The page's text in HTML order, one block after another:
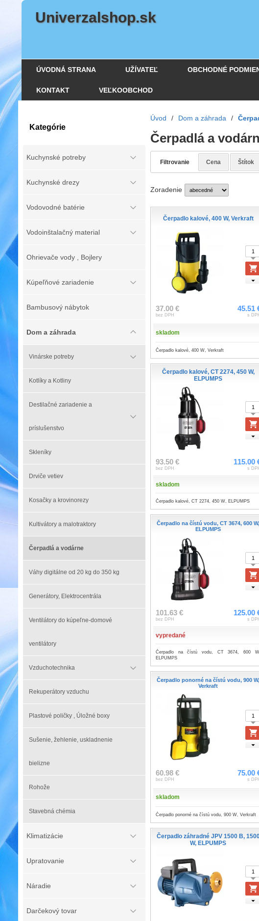
Univerzalshop.sk
ÚVODNÁ STRANA UŽÍVATEĽ OBCHODNÉ
KONTAKT VEĽKOOBCHOD
Kategórie
Kuchynské potreby
Kuchynské drezy
Vodovodné batérie
Vodoinštalačný material
Ohrievače vody , Bojlery
Kúpeľňové zariadenie
Bambusový nábytok
Dom a záhrada
Vinárske potreby
Kotlíky a Kotliny
Destilačné zariadenie a
príslušenstvo
Skleníky
Drviče vetiev
Kosačky a krovinorezy
Kultivátory a malotraktory
Čerpadlá a vodárne
Váhy digitálne od 20 kg do 350 kg
Generátory, Elektrocentrála
Ventilátory do kúpeľne-domové
ventilátory
Vzduchotechnika
Rekuperátory vzduchu
Plastové poličky , Úložné boxy
Sušenie, žehlenie, uskladnenie
bielizne
Rohože
Stavebná chémia
Klimatizácie
Upratovanie
Náradie
Darčekový tovar
Úvod / Dom a záhrada /
Čerpadlá a
Filtrovanie Cena Štítok
Zoradenie
Čerpadlo kalové, 400 W, Verkraft
37.00 €
bez DPH
45.51
s
skladom
Čerpadlo kalové, 400 W, Verkraft
Čerpadlo kalové, CT 2274, 450 W,
ELPUMPS
93.50 €
bez DPH
115.00
s
skladom
Čerpadlo kalové, CT 2274, 450 W, ELPUMPS
Čerpadlo na čístú vodu, CT 3674, 600 W,
ELPUMPS
101.63 €
bez DPH
125.00
s
vypredané
Čerpadlo na čístú vodu, CT 3674, 600
ELPUMPS
Čerpadlo ponorné na čístú vodu, 900 W,
Verkraft
60.98 €
bez DPH
75.00
s
skladom
Čerpadlo ponorné na čístú vodu, 900 W, Verkraft
Čerpadlo záhradné JPV 1500 B,
W, ELPUMPS